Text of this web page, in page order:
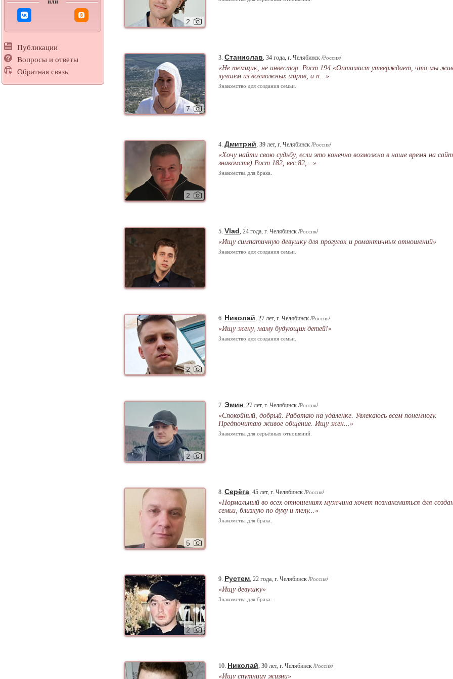
или
Публикации
Вопросы и ответы
Обратная связь
2
7
3. Станислав, 34 года, г. Челябинск /Россия/
«Не темщик, не инвестор. Рост 194 «Оптимист утверждает, что мы
лучшем из возможных миров, а п...»
Знакомство для создания семьи.
2
4. Дмитрий, 39 лет, г. Челябинск /Россия/
«Хочу найти свою судьбу, если это конечно возможно в наше время на
знакомств) Рост 182, вес 82,...»
Знакомства для брака.
5. Vlad, 24 года, г. Челябинск /Россия/
«Ищу симпатичную девушку для прогулок и романтичных отношений»
Знакомство для создания семьи.
2
6. Николай, 27 лет, г. Челябинск /Россия/
«Ищу жену, маму будующих детей!»
Знакомство для создания семьи.
2
7. Эмин, 27 лет, г. Челябинск /Россия/
«Спокойный, добрый. Работаю на удаленке. Увлекаюсь всем понемногу.
Предпочитаю живое общение. Ищу жен...»
Знакомства для серьёзных отношений.
5
8. Серёга, 45 лет, г. Челябинск /Россия/
«Нормальный во всех отношениях мужчина хочет познакомиться для
семьи, близкую по духу и телу...»
Знакомства для брака.
2
9. Рустем, 22 года, г. Челябинск /Россия/
«Ищу девушку»
Знакомства для брака.
10. Николай, 30 лет, г. Челябинск /Россия/
«Ищу спутницу жизни»